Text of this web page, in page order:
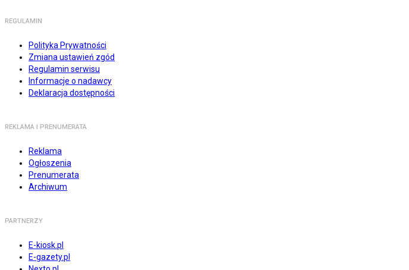
REGULAMIN
Polityka Prywatności
Zmiana ustawień zgód
Regulamin serwisu
Informacje o nadawcy
Deklaracja dostępności
REKLAMA I PRENUMERATA
Reklama
Ogłoszenia
Prenumerata
Archiwum
PARTNERZY
E-kiosk.pl
E-gazety.pl